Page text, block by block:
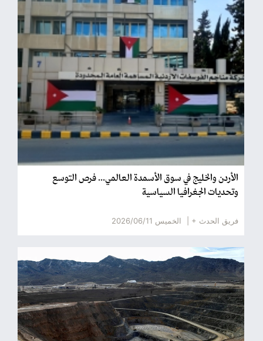
الأردن والخليج في سوق الأسمدة العالمي... فرص التوسع
وتحديات الجغرافيا السياسية
فريق الحدث + | الخميس 2026/06/11